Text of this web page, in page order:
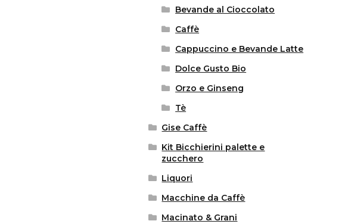
Bevande al Cioccolato
Caffè
Cappuccino e Bevande Latte
Dolce Gusto Bio
Orzo e Ginseng
Tè
Gise Caffè
Kit Bicchierini palette e
zucchero
Liquori
Macchine da Caffè
Macinato & Grani